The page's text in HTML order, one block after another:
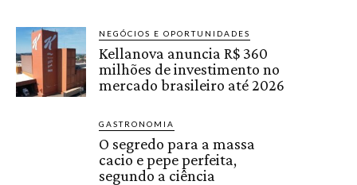
NEGÓCIOS E OPORTUNIDADES
Kellanova anuncia R$ 360
milhões de investimento no
mercado brasileiro até 2026
GASTRONOMIA
O segredo para a massa
cacio e pepe perfeita,
segundo a ciência